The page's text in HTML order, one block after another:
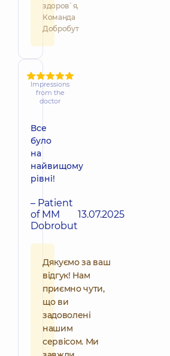
здоров`я,
Команда
Добробут
Impressions
from the
doctor
Все
було
на
найвищому
рівні!
– Patient
of MM
Dobrobut
13.07.2025
Дякуємо за ваш
відгук! Нам
приємно чути,
що ви
задоволені
нашим
сервісом. Ми